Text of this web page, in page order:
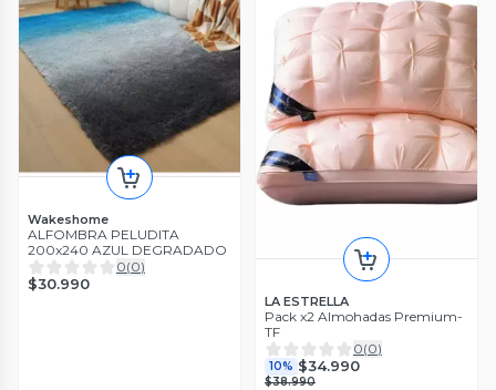
Wakeshome
ALFOMBRA PELUDITA
200x240 AZUL DEGRADADO
0(0)
$30.990
LA ESTRELLA
Pack x2 Almohadas Premium-
TF
0(0)
10% $34.990
$38.990